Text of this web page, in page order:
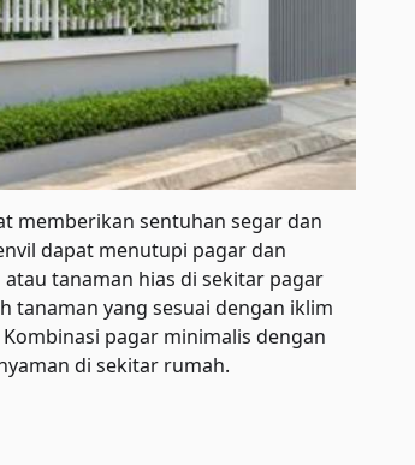
memberikan sentuhan segar dan
dapat menutupi pagar dan
tanaman hias di sekitar pagar
tanaman yang sesuai dengan iklim
pagar minimalis dengan
di sekitar rumah.